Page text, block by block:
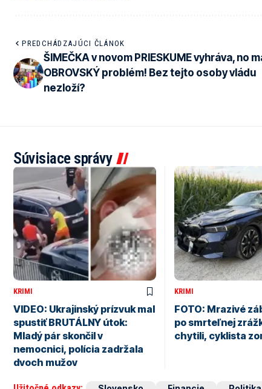
PREDCHÁDZAJÚCI ČLÁNOK
ŠIMEČKA v novom PRIESKUME vyhráva, no
OBROVSKÝ problém! Bez tejto osoby vládu
nezloží?
Súvisiace správy
KRIMI
VIDEO: Ukrajinský prízvuk mal
spustiť BRUTÁLNY útok:
Mladý pár skončil v
nemocnici, polícia zadržala
dvoch mužov
KRIMI
FOTO: Mrazivé
po smrteľnej
chytili, cyklista